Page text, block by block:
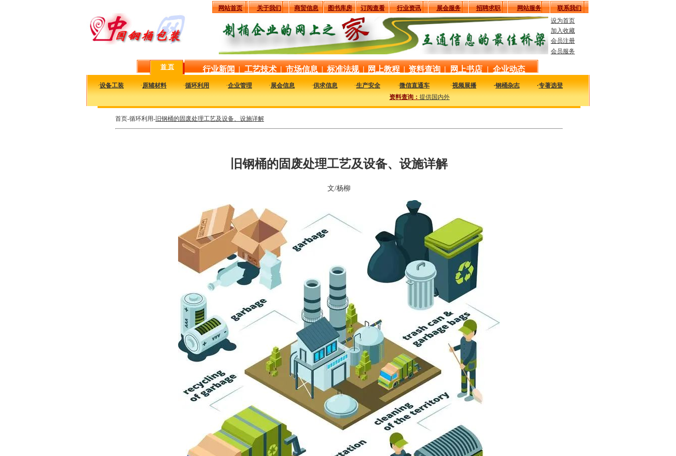
网站首页 关于我们 商贸信息 图书库房 订阅查看 行业资讯 展会服务 招聘求职 网站服务
联系我们
设为首页
加入收藏
会员注册
会员服务
首 页 行业新闻 | 工艺技术 | 市场信息 | 标准法规 | 网上教程 | 资料查询 | 网上书店 | 企业动态
·设备工装 ·原辅材料 ·循环利用 ·企业管理 ·展会信息 ·供求信息 ·生产安全 ·微信直通车 ·视频展播 ·钢桶杂志 ·专著选登
资料查询：提供国内外与钢桶包装相关的资料，包括行业经典、企业名录、报刊杂志、资料下载等等资料。
首页-循环利用- 旧钢桶的固废处理工艺及设备、设施详解
旧钢桶的固废处理工艺及设备、设施详解
文/杨柳